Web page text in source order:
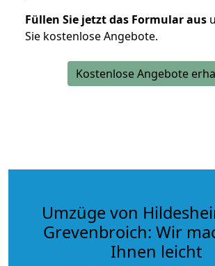
Füllen Sie jetzt das Formular aus
Sie kostenlose Angebote.
Kostenlose Angebote
Umzüge von
Grevenbroich: Wir
Ihnen leicht